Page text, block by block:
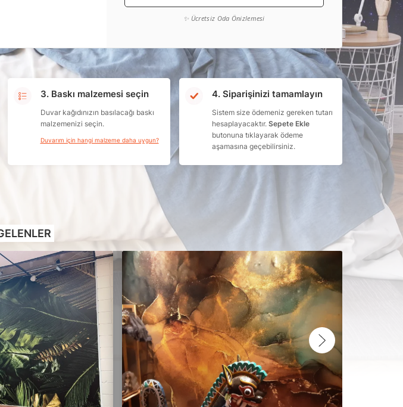
✨ Ücretsiz Oda Önizlemesi
3. Baskı malzemesi seçin
Duvar kağıdınızın basılacağı baskı
malzemenizi seçin.
Duvarım için hangi malzeme daha uygun?
4. Siparişinizi tamamlayın
Sistem size ödemeniz gereken tutarı
hesaplayacaktır.Sepete Ekle
butonuna tıklayarak ödeme
aşamasına geçebilirsiniz.